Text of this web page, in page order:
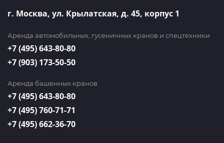
г. Москва, ул. Крылатская, д. 45, корпус 1
Аренда автомобильных, гусеничных кранов и спецтехники
+7 (495) 643-80-80
+7 (903) 173-50-50
Аренда башенных кранов
+7 (495) 643-80-80
+7 (495) 760-71-71
+7 (495) 662-36-70